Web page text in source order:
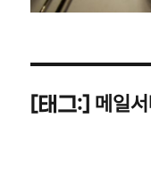
[태그:] 메일서